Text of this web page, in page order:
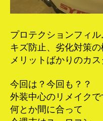
プロテクションフィ
キズ防止、劣化対策
メリットばかりのカ
今回は？今回も？？
外装中心のリメイクで
何とか間に合って